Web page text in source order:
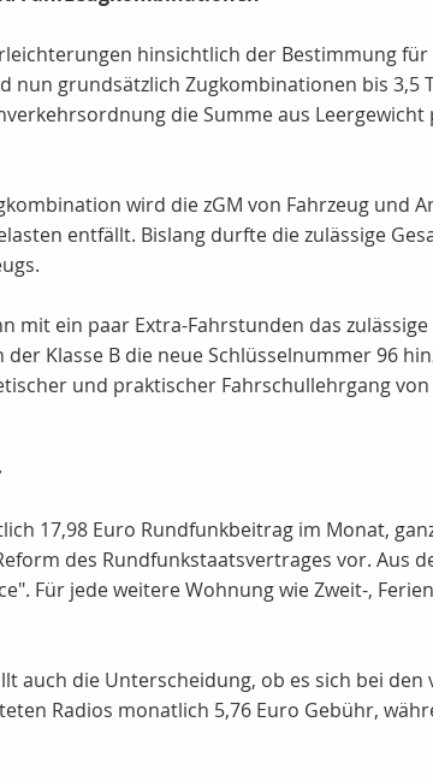
hinsichtlich der Bestimmung
nun grundsätzlich Zugkombinationen bis 3,5
die Summe aus
wird die zGM von Fahrzeug und
entfällt. Bislang durfte die zulässige
mit ein paar Extra-Fahrstunden das
Klasse B die neue Schlüsselnummer 96
und praktischer Fahrschullehrgang
17,98 Euro Rundfunkbeitrag im Monat,
des Rundfunkstaatsvertrages vor. Aus
Für jede weitere Wohnung wie Zweit-,
auch die Unterscheidung, ob es sich bei
Radios monatlich 5,76 Euro Gebühr,